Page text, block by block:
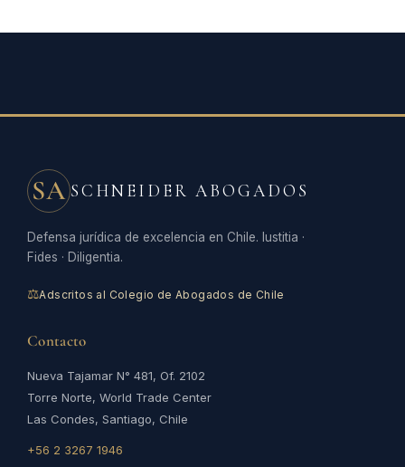
SA SCHNEIDER ABOGADOS
Defensa jurídica de excelencia en Chile. Iustitia ·
Fides · Diligentia.
⚖Adscritos al Colegio de Abogados de Chile
Contacto
Nueva Tajamar N° 481, Of. 2102
Torre Norte, World Trade Center
Las Condes, Santiago, Chile
+56 2 3267 1946